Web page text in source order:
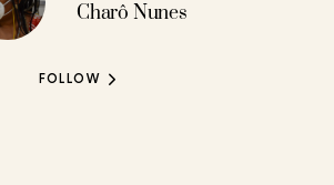
Charô Nunes
FOLLOW